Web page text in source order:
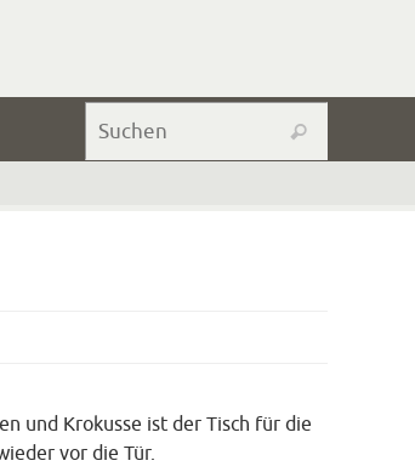
Suchen
und Krokusse ist der Tisch für die
vor die Tür.